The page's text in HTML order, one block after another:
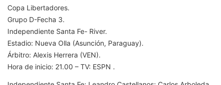
Copa Libertadores.
Grupo D-Fecha 3.
Independiente Santa Fe- River.
Estadio: Nueva Olla (Asunción, Paraguay).
Árbitro: Alexis Herrera (VEN).
Hora de inicio: 21.00 – TV: ESPN .